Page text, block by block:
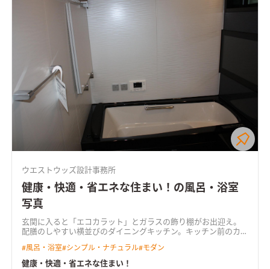
ウエストウッズ設計事務所
健康・快適・省エネな住まい！の風呂・浴室
写真
玄関に入ると「エコカラット」とガラスの飾り棚がお出迎え。
配膳のしやすい横並びのダイニングキッチン。キッチン前のカウ
を用意し、家事動線を短くして忙しい食事の支度も時間短縮。2
階のホールにも洗濯物干しスペースを用意し、育ち盛りの子供
#風呂・浴室#シンプル・ナチュラル#モダン
健康・快適・省エネな住まい！